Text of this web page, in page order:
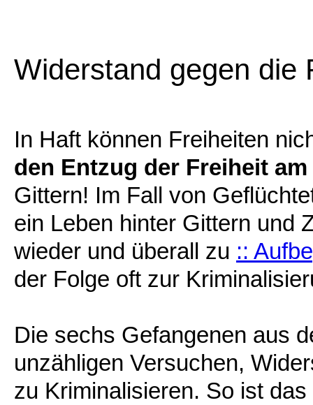
Widerstand gegen die
In Haft können Freiheiten
den Entzug der Freiheit
Gittern! Im Fall von
ein Leben hinter Gittern und
wieder und überall zu ::
der Folge oft zur
Die sechs Gefangenen aus
unzähligen Versuchen,
zu Kriminalisieren. So ist